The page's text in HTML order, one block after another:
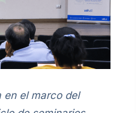
en el marco del